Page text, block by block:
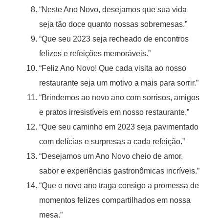
“Neste Ano Novo, desejamos que sua vida
seja tão doce quanto nossas sobremesas.”
“Que seu 2023 seja recheado de encontros
felizes e refeições memoráveis.”
“Feliz Ano Novo! Que cada visita ao nosso
restaurante seja um motivo a mais para sorrir.”
“Brindemos ao novo ano com sorrisos, amigos
e pratos irresistíveis em nosso restaurante.”
“Que seu caminho em 2023 seja pavimentado
com delícias e surpresas a cada refeição.”
“Desejamos um Ano Novo cheio de amor,
sabor e experiências gastronômicas incríveis.”
“Que o novo ano traga consigo a promessa de
momentos felizes compartilhados em nossa
mesa.”